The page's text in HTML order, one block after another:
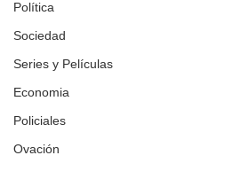
Política
Sociedad
Series y Películas
Economia
Policiales
Ovación